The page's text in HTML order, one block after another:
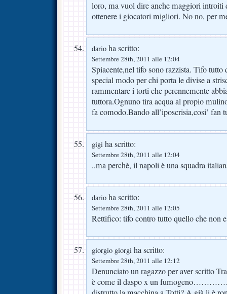
loro, ma vuol dire anche maggiori introiti
ottenere i giocatori migliori. No no, per
dario ha scritto:
Settembre 28th, 2011 alle 12:04
Spiacente,nel tifo sono razzista. Tifo tutto
special modo per chi porta le divise a
rammentare i torti che perennemente
tuttora.Ognuno tira acqua al propio
fa comodo.Bando all’iposcrisia,cosi’ fan
gigi ha scritto:
Settembre 28th, 2011 alle 12:04
..ma perchè, il napoli è una squadra
dario ha scritto:
Settembre 28th, 2011 alle 12:05
Rettifico: tifo contro tutto quello che
giorgio giorgi ha scritto:
Settembre 28th, 2011 alle 12:12
Denunciato un ragazzo per aver scritto
è come il daspo x un